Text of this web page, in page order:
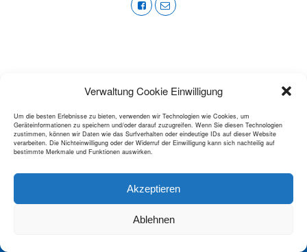
Verwaltung Cookie Einwilligung
Um die besten Erlebnisse zu bieten, verwenden wir Technologien wie Cookies, um
Geräteinformationen zu speichern und/oder darauf zuzugreifen. Wenn Sie diesen Technologien
zustimmen, können wir Daten wie das Surfverhalten oder eindeutige IDs auf dieser Website
verarbeiten. Die Nichteinwilligung oder der Widerruf der Einwilligung kann sich nachteilig auf
bestimmte Merkmale und Funktionen auswirken.
Akzeptieren
Ablehnen